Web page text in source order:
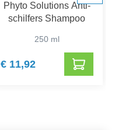
Phyto Solutions Anti-
schilfers Shampoo
250 ml
€ 11,92